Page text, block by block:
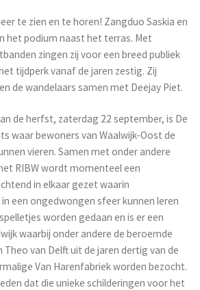
te zien en te horen! Zangduo Saskia en
het podium naast het terras. Met
zingen zij voor een breed publiek
tijdperk vanaf de jaren zestig. Zij
de wandelaars samen met Deejay Piet.
de herfst, zaterdag 22 september, is De
waar bewoners van Waalwijk-Oost de
vieren. Samen met onder andere
RIBW wordt momenteel een
in elkaar gezet waarin
een ongedwongen sfeer kunnen leren
worden gedaan en is er een
waarbij onder andere de beroemde
Theo van Delft uit de jaren dertig van de
Van Harenfabriek worden bezocht.
dat die unieke schilderingen voor het